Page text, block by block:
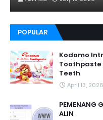
POPULAR
Kodomo
Toothpaste
Teeth
April 13, 2026
PEMENANG
ALIN